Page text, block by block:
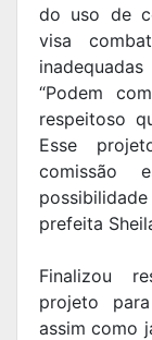
do uso de
visa
“Podem
respeitoso
Esse
comissão
prefeita
Finalizou
projeto
assim como